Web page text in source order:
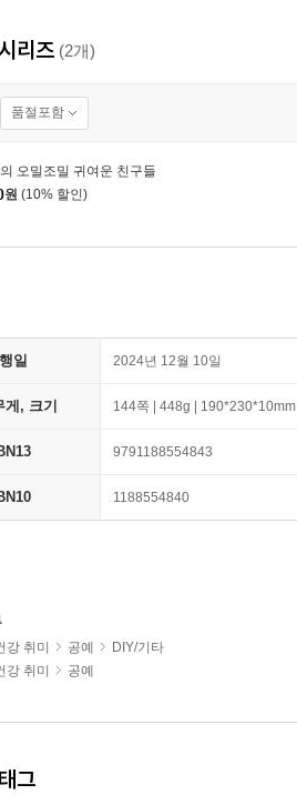
리즈 (2개)
품절포함
오밀조밀 귀여운 친구들
원 (10% 할인)
일 2024년 12월 10일
, 크기 144쪽 | 448g | 190*230*10mm
9791188554843
1188554840
강 취미 공예
DIY/기타
강 취미 공예
그